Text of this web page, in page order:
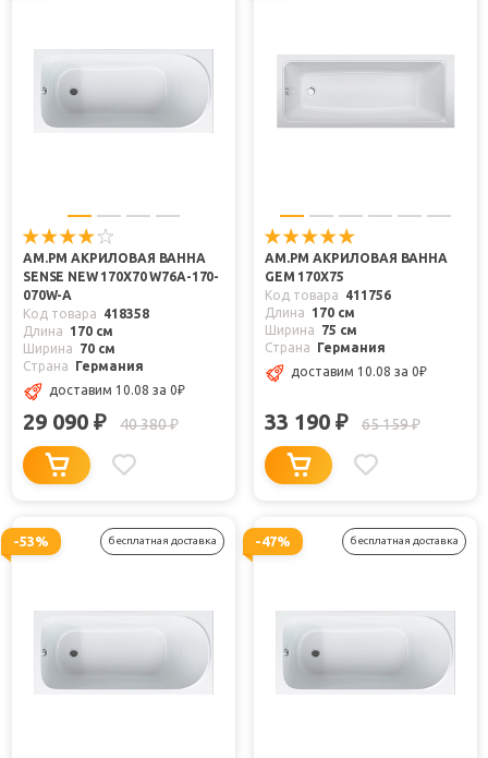
AM.PM АКРИЛОВАЯ ВАННА
SENSE NEW 170X70 W76A-170-
070W-A
Код товара
418358
Длина
170 см
Ширина
70 см
Страна
Германия
доставим 10.08 за 0₽
29 090 ₽ 40 380₽
AM.PM АКРИЛОВАЯ ВАННА
GEM 170X75
Код товара
411756
Длина
170 см
Ширина
75 см
Страна
Германия
доставим 10.08 за 0₽
33 190 ₽ 65 159₽
-53% бесплатная доставка -47% бесплатная доставка